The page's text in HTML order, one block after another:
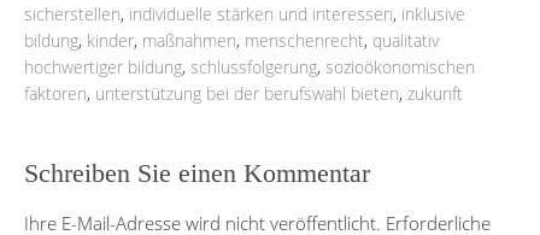
sicherstellen, individuelle stärken und interessen, inklusive
bildung, kinder, maßnahmen, menschenrecht, qualitativ
hochwertiger bildung, schlussfolgerung, sozioökonomischen
faktoren, unterstützung bei der berufswahl bieten, zukunft
Schreiben Sie einen Kommentar
Ihre E-Mail-Adresse wird nicht veröffentlicht. Erforderliche